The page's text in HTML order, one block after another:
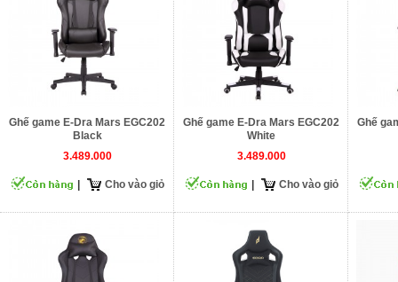
Ghế game E-Dra Mars EGC202
Black
3.489.000
Cho vào giỏ
Ghế game E-Dra Mars EGC202
White
3.489.000
Cho vào giỏ
Ghế